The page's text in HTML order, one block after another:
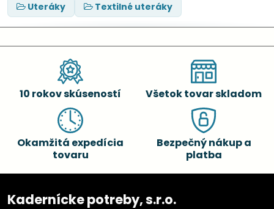
Uteráky
Textilné uteráky
10 rokov skúseností Všetok tovar skladom
Okamžitá expedícia
tovaru
Bezpečný nákup a
platba
Kadernícke potreby, s.r.o.